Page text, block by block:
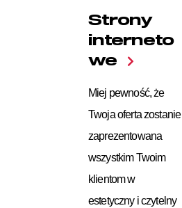
Strony
interneto
we
Miej pewność, że
Twoja oferta zostanie
zaprezentowana
wszystkim Twoim
klientom w
estetyczny i czytelny